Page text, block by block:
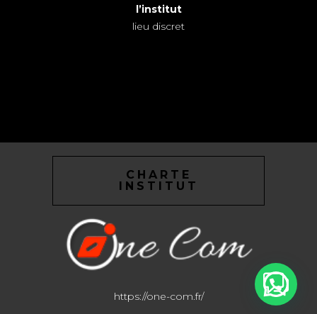
l’institut
lieu discret
CHARTE
INSTITUT
https://one-com.fr/